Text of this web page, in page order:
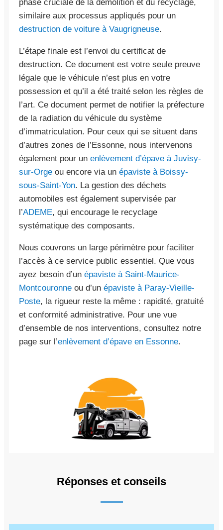
phase cruciale de la démolition et du recyclage,
similaire aux processus appliqués pour un
destruction de voiture à Vaugrigneuse.
L’étape finale est l’envoi du certificat de
destruction. Ce document est votre seule preuve
légale que le véhicule n’est plus en votre
possession et qu’il a été traité selon les règles de
l’art. Ce document permet de notifier la préfecture
de la radiation du véhicule du système
d’immatriculation. Pour ceux qui se situent dans
d’autres zones de l’Essonne, nous intervenons
également pour un enlèvement d’épave à Juvisy-
sur-Orge ou encore via un épaviste à Boissy-
sous-Saint-Yon. La gestion des déchets
automobiles est également supervisée par
l’ADEME, qui encourage le recyclage
systématique des composants.
Nous couvrons un large périmètre pour faciliter
l’accès à ce service public essentiel. Que vous
ayez besoin d’un épaviste à Saint-Maurice-
Montcouronne ou d’un épaviste à Paray-Vieille-
Poste, la rigueur reste la même : rapidité, gratuité
et conformité administrative. Pour une vue
d’ensemble de nos interventions, consultez notre
page sur l’enlèvement d’épave en Essonne.
Réponses et conseils